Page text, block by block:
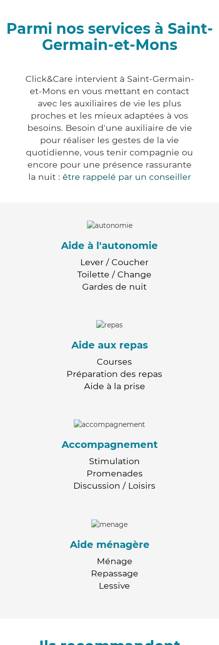
Parmi nos services à Saint-
Germain-et-Mons
Click&Care intervient à Saint-Germain-
et-Mons en vous mettant en contact
avec les auxiliaires de vie les plus
proches et les mieux adaptées à vos
besoins. Besoin d'une auxiliaire de vie
pour réaliser les gestes de la vie
quotidienne, vous tenir compagnie ou
encore pour une présence rassurante
la nuit : être rappelé par un conseiller
Aide à l'autonomie
Lever / Coucher
Toilette / Change
Gardes de nuit
Aide aux repas
Courses
Préparation des repas
Aide à la prise
Accompagnement
Stimulation
Promenades
Discussion / Loisirs
Aide ménagère
Ménage
Repassage
Lessive